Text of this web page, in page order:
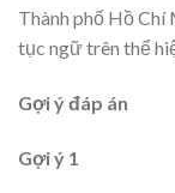
Thành phố Hồ Chí
tục ngữ trên thể
Gợi ý đáp án
Gợi ý 1